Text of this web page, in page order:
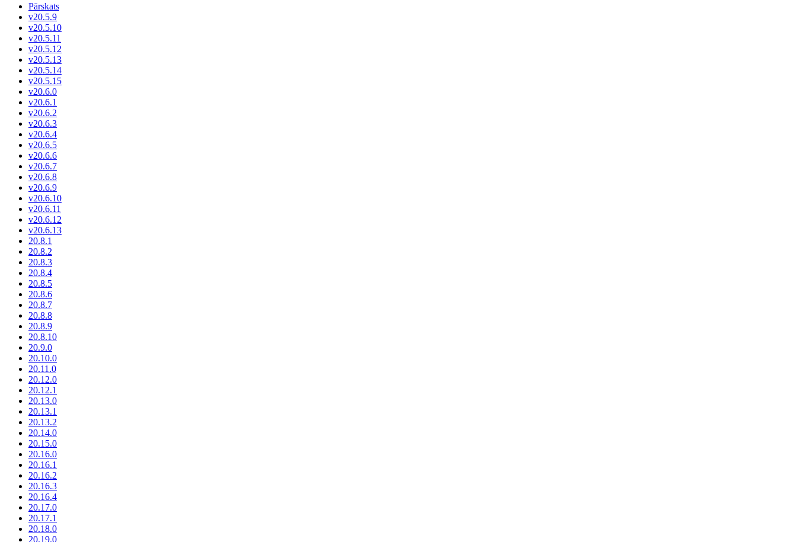
Pārskats
v20.5.9
v20.5.10
v20.5.11
v20.5.12
v20.5.13
v20.5.14
v20.5.15
v20.6.0
v20.6.1
v20.6.2
v20.6.3
v20.6.4
v20.6.5
v20.6.6
v20.6.7
v20.6.8
v20.6.9
v20.6.10
v20.6.11
v20.6.12
v20.6.13
20.8.1
20.8.2
20.8.3
20.8.4
20.8.5
20.8.6
20.8.7
20.8.8
20.8.9
20.8.10
20.9.0
20.10.0
20.11.0
20.12.0
20.12.1
20.13.0
20.13.1
20.13.2
20.14.0
20.15.0
20.16.0
20.16.1
20.16.2
20.16.3
20.16.4
20.17.0
20.17.1
20.18.0
20.19.0